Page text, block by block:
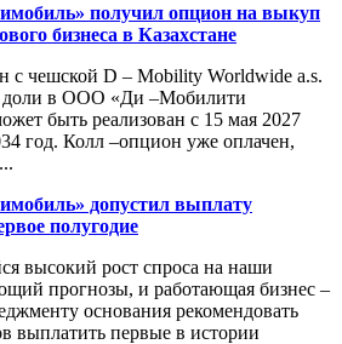
получил опцион на выкуп
бизнеса в Казахстане
с чешской D – Mobility Worldwide a.s.
доли в ООО «Ди –Мобилити
быть реализован с 15 мая 2027
год. Колл –опцион уже оплачен,
допустил выплату
полугодие
высокий рост спроса на наши
прогнозы, и работающая бизнес –
основания рекомендовать
выплатить первые в истории